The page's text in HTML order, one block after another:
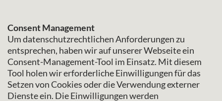
Consent Management
Um datenschutzrechtlichen Anforderungen zu
entsprechen, haben wir auf unserer Webseite ein
Consent-Management-Tool im Einsatz. Mit diesem
Tool holen wir erforderliche Einwilligungen für das
Setzen von Cookies oder die Verwendung externer
Dienste ein. Die Einwilligungen werden